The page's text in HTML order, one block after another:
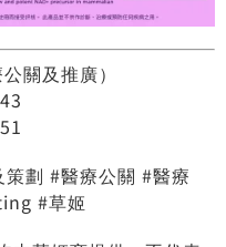
關及推廣）
劃 #醫療公關 #醫療
#草姬